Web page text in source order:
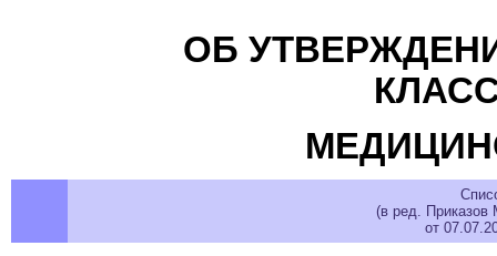
ОБ
(в ред. Приказов
от